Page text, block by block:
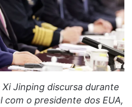
Jinping discursa durante
com o presidente dos EUA,